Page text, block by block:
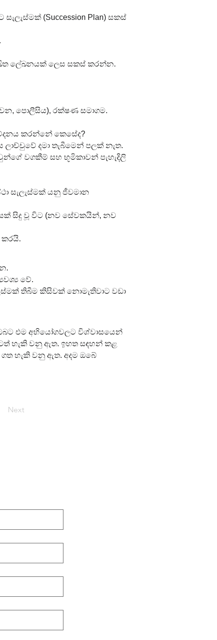
(Succession Plan) සකස්
ලේඛනයක් ලෙස සකස් කරන්න.
පොලීසිය), රක්ෂණ සමාගම.
කරන්නේ කෙසේද?
දමා තැබීමෙන් පලක් නැත.
වගකීම් සහ භූමිකාවන් පැහැදිලි
සැලැස්මක් යනු ජීවමාන
සිදු වූ විට (නව සේවකයින්, නව
කරයි.
වේ.
තිබීම කිසිවක් නොමැතිවාට වඩා
එම අභියෝගවලට විශ්වාසයෙන්
හැකි වනු ඇත. ඉහත සඳහන් කළ
හැකි වනු ඇත. අදම ඔබේ
Next